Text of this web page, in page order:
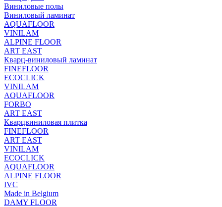
Виниловые полы
Виниловый ламинат
AQUAFLOOR
VINILAM
ALPINE FLOOR
ART EAST
Кварц-виниловый ламинат
FINEFLOOR
ECOCLICK
VINILAM
AQUAFLOOR
FORBO
ART EAST
Кварцвиниловая плитка
FINEFLOOR
ART EAST
VINILAM
ECOCLICK
AQUAFLOOR
ALPINE FLOOR
IVC
Made in Belgium
DAMY FLOOR